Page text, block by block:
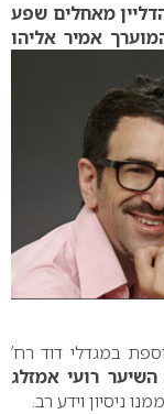
מאחלים שפע
אמיר אליהו
במגדלי דוד רח’
רועי אמזלג
ניסיון וידע רב.